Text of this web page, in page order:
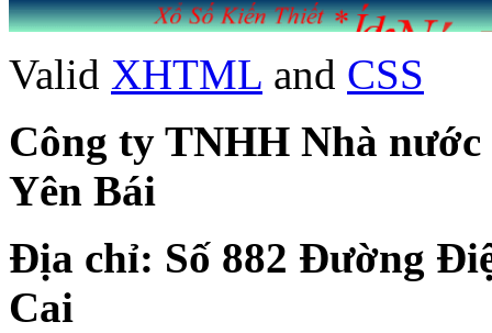
Valid XHTML and CSS
Công ty TNHH Nhà
Yên Bái
Địa chỉ: Số 882 Đường
Cai